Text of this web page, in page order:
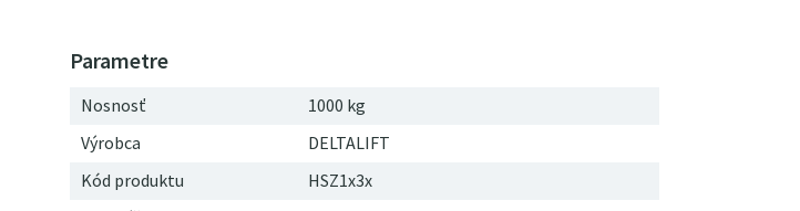
Nosnosť
1000 kg
Výrobca
DELTALIFT
Kód produktu
HSZ1x3x